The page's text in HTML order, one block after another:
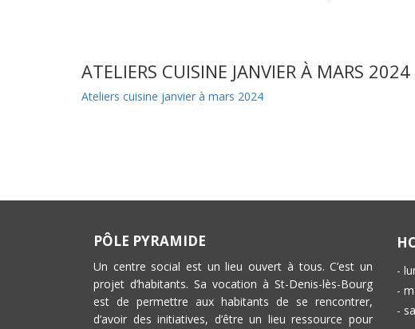
ATELIERS CUISINE JANVIER À MARS 2024
Ateliers cuisine janvier à mars 2024
PÔLE PYRAMIDE
Un centre social est un lieu ouvert à tous. C’est un
projet d’habitants. Sa vocation à St-Denis-lès-Bourg
est de permettre aux habitants de se rencontrer,
d’avoir des initiatives, d’être un lieu ressource pour
-
-
-